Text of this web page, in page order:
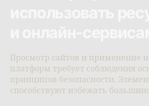
Просмотр сайтов и применение
платформ требует соблюдения
принципов безопасности.
способствуют избежать